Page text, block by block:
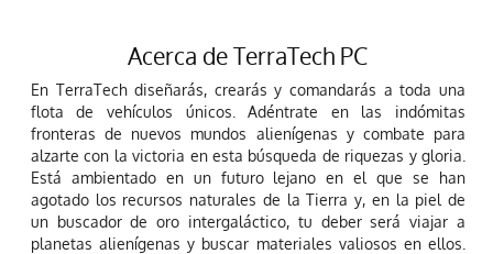
Acerca de TerraTech PC
En TerraTech diseñarás, crearás y comandarás a toda una
flota de vehículos únicos. Adéntrate en las indómitas
fronteras de nuevos mundos alienígenas y combate para
alzarte con la victoria en esta búsqueda de riquezas y gloria.
Está ambientado en un futuro lejano en el que se han
agotado los recursos naturales de la Tierra y, en la piel de
un buscador de oro intergaláctico, tu deber será viajar a
planetas alienígenas y buscar materiales valiosos en ellos.